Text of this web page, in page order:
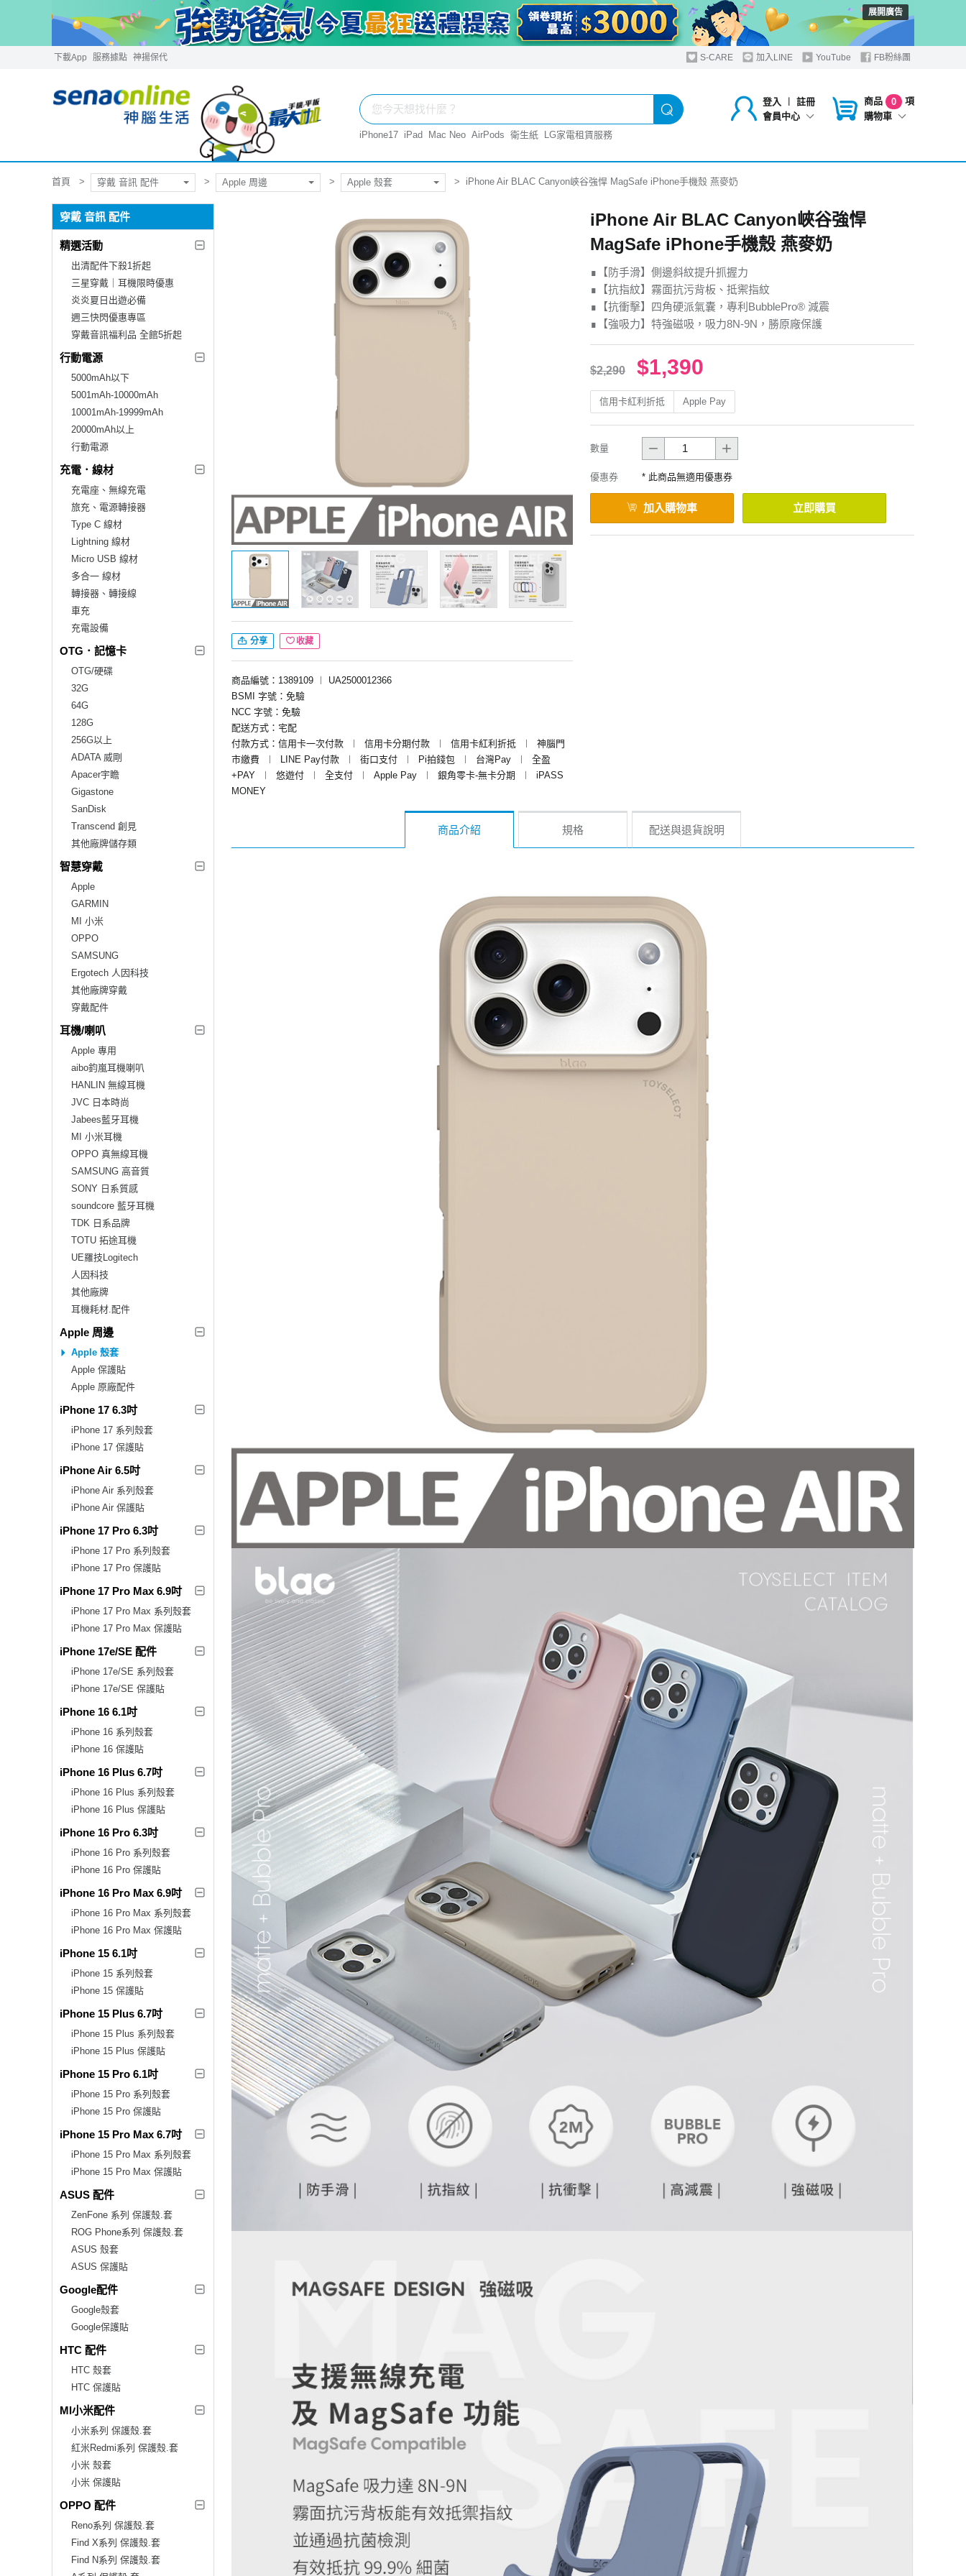
展開廣告
下載App 服務據點 神揚保代 S-CARE 加入LINE YouTube FB粉絲團
登入 ︱
註冊
會員中心
商品 0
項
購物車
iPhone17 iPad Mac Neo AirPods 衛生紙 LG家電租賃服務
首頁 穿戴 音訊 配件 Apple 周邊 Apple 殼套 iPhone Air BLAC Canyon峽谷強悍 MagSafe iPhone手機殼 燕麥奶
穿戴 音訊 配件
精選活動
出清配件下殺1折起
三星穿戴｜耳機限時優惠
炎炎夏日出遊必備
週三快閃優惠專區
穿戴音訊福利品 全館5折起
行動電源
5000mAh以下
5001mAh-10000mAh
10001mAh-19999mAh
20000mAh以上
行動電源
充電．線材
充電座、無線充電
旅充、電源轉接器
Type C 線材
Lightning 線材
Micro USB 線材
多合一 線材
轉接器、轉接線
車充
充電設備
OTG．記憶卡
OTG/硬碟
32G
64G
128G
256G以上
ADATA 威剛
Apacer宇瞻
Gigastone
SanDisk
Transcend 創見
其他廠牌儲存類
智慧穿戴
Apple
GARMIN
MI 小米
OPPO
SAMSUNG
Ergotech 人因科技
其他廠牌穿戴
穿戴配件
耳機/喇叭
Apple 專用
aibo鈞嵐耳機喇叭
HANLIN 無線耳機
JVC 日本時尚
Jabees藍牙耳機
MI 小米耳機
OPPO 真無線耳機
SAMSUNG 高音質
SONY 日系質感
soundcore 藍牙耳機
TDK 日系品牌
TOTU 拓途耳機
UE羅技Logitech
人因科技
其他廠牌
耳機耗材.配件
Apple 周邊
Apple 殼套
Apple 保護貼
Apple 原廠配件
iPhone 17 6.3吋
iPhone 17 系列殼套
iPhone 17 保護貼
iPhone Air 6.5吋
iPhone Air 系列殼套
iPhone Air 保護貼
iPhone 17 Pro 6.3吋
iPhone 17 Pro 系列殼套
iPhone 17 Pro 保護貼
iPhone 17 Pro Max 6.9吋
iPhone 17 Pro Max 系列殼套
iPhone 17 Pro Max 保護貼
iPhone 17e/SE 配件
iPhone 17e/SE 系列殼套
iPhone 17e/SE 保護貼
iPhone 16 6.1吋
iPhone 16 系列殼套
iPhone 16 保護貼
iPhone 16 Plus 6.7吋
iPhone 16 Plus 系列殼套
iPhone 16 Plus 保護貼
iPhone 16 Pro 6.3吋
iPhone 16 Pro 系列殼套
iPhone 16 Pro 保護貼
iPhone 16 Pro Max 6.9吋
iPhone 16 Pro Max 系列殼套
iPhone 16 Pro Max 保護貼
iPhone 15 6.1吋
iPhone 15 系列殼套
iPhone 15 保護貼
iPhone 15 Plus 6.7吋
iPhone 15 Plus 系列殼套
iPhone 15 Plus 保護貼
iPhone 15 Pro 6.1吋
iPhone 15 Pro 系列殼套
iPhone 15 Pro 保護貼
iPhone 15 Pro Max 6.7吋
iPhone 15 Pro Max 系列殼套
iPhone 15 Pro Max 保護貼
ASUS 配件
ZenFone 系列 保護殼.套
ROG Phone系列 保護殼.套
ASUS 殼套
ASUS 保護貼
Google配件
Google殼套
Google保護貼
HTC 配件
HTC 殼套
HTC 保護貼
MI小米配件
小米系列 保護殼.套
紅米Redmi系列 保護殼.套
小米 殼套
小米 保護貼
OPPO 配件
Reno系列 保護殼.套
Find X系列 保護殼.套
Find N系列 保護殼.套
分享 收藏
商品編號：1389109 ︱
UA2500012366
BSMI 字號：免驗
NCC 字號：免驗
配送方式：宅配
付款方式：信用卡一次付款
︱ 信用卡分期付款 ︱ 信用卡紅利折抵 ︱
神腦門
市繳費
︱ LINE Pay付款 ︱ 街口支付 ︱ Pi拍錢包 ︱ 台灣Pay ︱
全盈
+PAY
︱ 悠遊付 ︱ 全支付 ︱ Apple Pay ︱ 銀角零卡-無卡分期 ︱
iPASS
MONEY
iPhone Air BLAC Canyon峽谷強悍
MagSafe iPhone手機殼 燕麥奶
∎【防手滑】側邊斜紋提升抓握力
∎【抗指紋】霧面抗污背板、抵禦指紋
∎【抗衝擊】四角硬派氣囊，專利BubblePro® 減震
∎【強吸力】特強磁吸，吸力8N-9N，勝原廠保護
$2,290 $1,390
信用卡紅利折抵 Apple Pay
數量
優惠券 * 此商品無適用優惠券
加入購物車 立即購買
商品介紹 規格 配送與退貨說明